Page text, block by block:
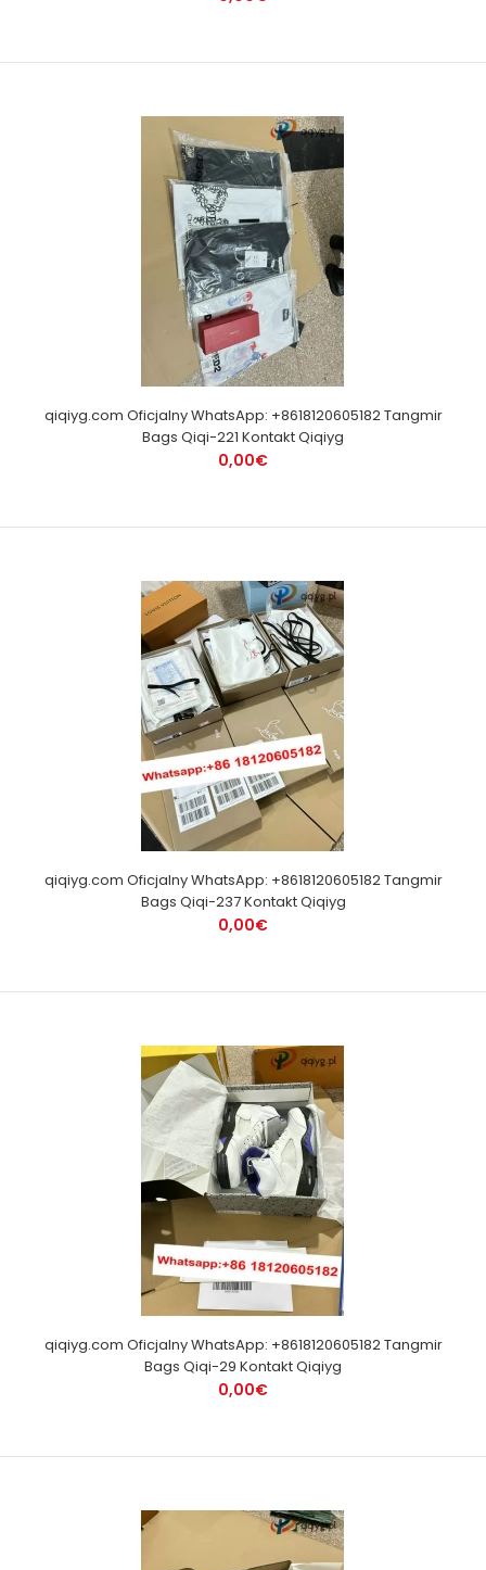
qiqiyg.com Oficjalny WhatsApp: +8618120605182 Tangmir
Bags Qiqi-221 Kontakt Qiqiyg
0,00€
qiqiyg.com Oficjalny WhatsApp: +8618120605182 Tangmir
Bags Qiqi-237 Kontakt Qiqiyg
0,00€
qiqiyg.com Oficjalny WhatsApp: +8618120605182 Tangmir
Bags Qiqi-29 Kontakt Qiqiyg
0,00€